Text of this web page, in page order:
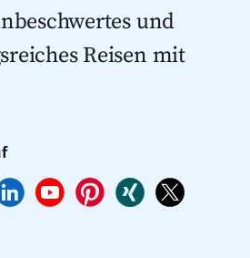
stehen. Deshalb
vor Reisebeginn
vorzunehmen.
und
Reisen mit